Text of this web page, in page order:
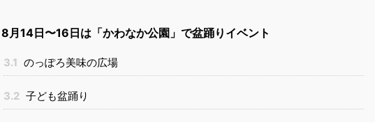
8月14日〜16日は「かわなか公園」で盆踊りイベント
3.1 のっぽろ美味の広場
3.2 子ども盆踊り